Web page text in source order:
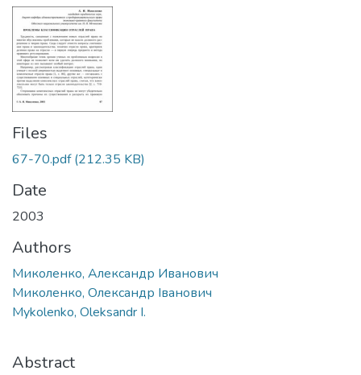
Files
67-70.pdf(212.35 KB)
Date
2003
Authors
Миколенко, Александр Иванович
Миколенко, Олександр Іванович
Mykolenko, Oleksandr I.
Abstract